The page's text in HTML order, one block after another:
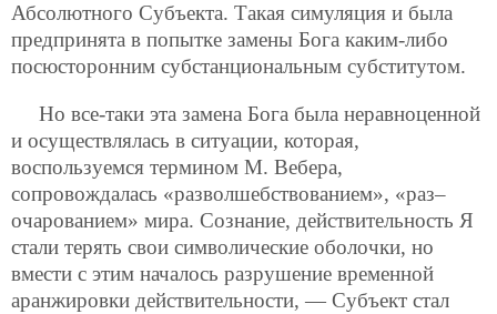
Абсолютного Субъекта. Такая симуляция и была
предпринята в попытке замены Бога каким-либо
посюсторонним субстанциональным субститутом.
Но все-таки эта замена Бога была неравноценной
и осуществлялась в ситуации, которая,
воспользуемся термином М. Вебера,
сопровождалась «разволшебствованием», «раз–
очарованием» мира. Сознание, действительность Я
стали терять свои символические оболочки, но
вмести с этим началось разрушение временной
аранжировки действительности, — Субъект стал